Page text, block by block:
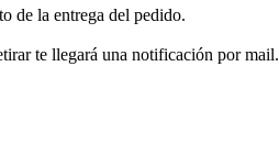
de la entrega del pedido.
te llegará una notificación por mail.